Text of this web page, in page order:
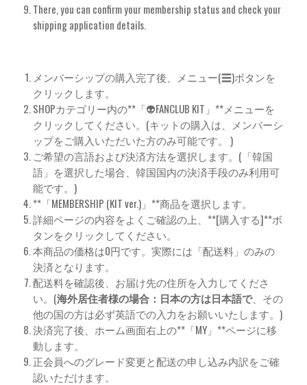
There, you can confirm your membership status and check your
shipping application details.
メンバーシップの購入完了後、メニュー(☰)ボタンを
クリックします。
SHOPカテゴリー内の**「👽FANCLUB KIT」**メニューを
クリックしてください。(キットの購入は、メンバーシ
ップをご購入いただいた方のみ可能です。 )
ご希望の言語および決済方法を選択します。(「韓国
語」を選択した場合、韓国国内の決済手段のみ利用可
能です。)
**「MEMBERSHIP (KIT ver.)」**商品を選択します。
詳細ページの内容をよくご確認の上、**[購入する]**ボ
タンをクリックしてください。
本商品の価格は0円です。実際には「配送料」のみの
決済となります。
配送料を確認後、お届け先の住所を入力してくださ
い。(海外居住者様の場合：日本の方は日本語で、その
他の国の方は必ず英語での入力をお願いいたします。)
決済完了後、ホーム画面右上の**「MY」**ページに移
動します。
正会員へのグレード変更と配送の申し込み内訳をご確
認いただけます。